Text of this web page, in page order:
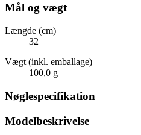
Mål og vægt
Længde (cm)
32
Vægt (inkl. emballage)
100,0 g
Nøglespecifikation
Modelbeskrivelse